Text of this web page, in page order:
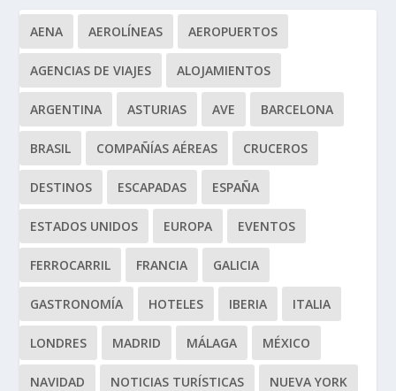
AENA AEROLÍNEAS AEROPUERTOS
AGENCIAS DE VIAJES ALOJAMIENTOS
ARGENTINA ASTURIAS AVE BARCELONA
BRASIL COMPAÑÍAS AÉREAS CRUCEROS
DESTINOS ESCAPADAS ESPAÑA
ESTADOS UNIDOS EUROPA EVENTOS
FERROCARRIL FRANCIA GALICIA
GASTRONOMÍA HOTELES IBERIA ITALIA
LONDRES MADRID MÁLAGA MÉXICO
NAVIDAD NOTICIAS TURÍSTICAS NUEVA YORK